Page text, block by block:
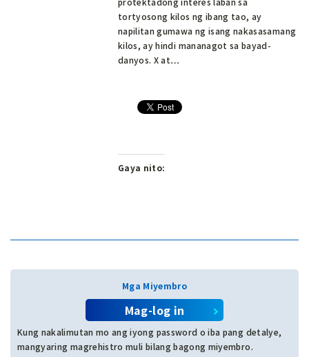
tortyosong kilos ng ibang tao, ay
napilitan gumawa ng isang nakasasamang
kilos, ay hindi mananagot sa bayad-
danyos. X at…
Gaya nito:
Mga Miyembro
Mag-log in
Kung nakalimutan mo ang iyong password o iba pang detalye,
mangyaring magrehistro muli bilang bagong miyembro.